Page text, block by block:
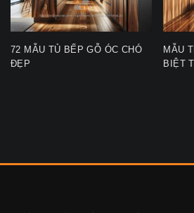
72 MẪU TỦ BẾP GỖ ÓC CHÓ
ĐẸP
MẪU
BIỆT